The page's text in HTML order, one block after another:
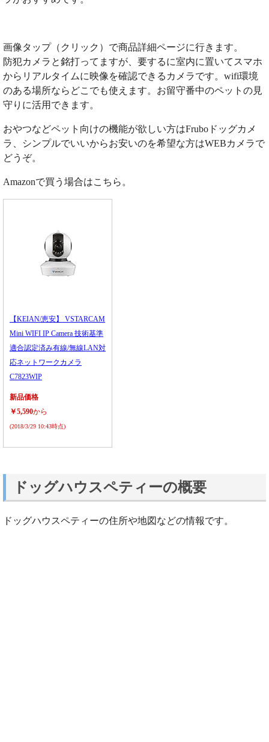
画像タップ（クリック）で商品詳細ページに行きます。
防犯カメラと銘打ってますが、要するに室内に置いてスマホ
からリアルタイムに映像を確認できるカメラです。wifi環境
のある場所ならどこでも使えます。お留守番中のペットの見
守りに活用できます。
おやつなどペット向けの機能が欲しい方はFruboドッグカメ
ラ、シンプルでいいからお安いのを希望な方はWEBカメラで
どうぞ。
Amazonで買う場合はこちら。
【KEIAN/恵安】 VSTARCAM
Mini WIFI IP Camera 技術基準
適合認定済み有線/無線LAN対
応ネットワークカメラ
C7823WIP
新品価格
￥5,590から
(2018/3/29 10:43時点)
ドッグハウスペティーの概要
ドッグハウスペティーの住所や地図などの情報です。